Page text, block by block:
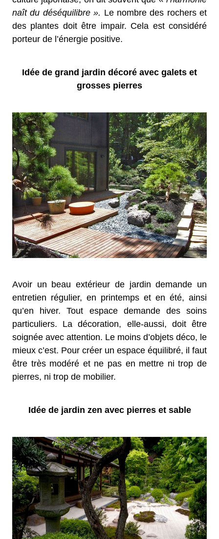
naît du déséquilibre ». Le nombre des rochers et
des plantes doit être impair. Cela est considéré
porteur de l’énergie positive.
Idée de grand jardin décoré avec galets et
grosses pierres
Avoir un beau extérieur de jardin demande un
entretien régulier, en printemps et en été, ainsi
qu’en hiver. Tout espace demande des soins
particuliers. La décoration, elle-aussi, doit être
soignée avec attention. Le moins d’objets déco, le
mieux c’est. Pour créer un espace équilibré, il faut
être très modéré et ne pas en mettre ni trop de
pierres, ni trop de mobilier.
Idée de jardin zen avec pierres et sable